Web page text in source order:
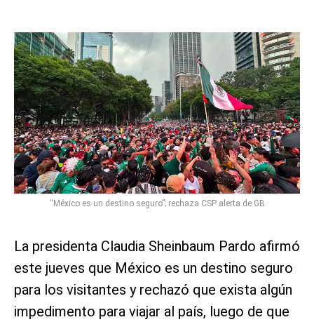
“México es un destino seguro”; rechaza CSP alerta de GB
La presidenta Claudia Sheinbaum Pardo afirmó
este jueves que México es un destino seguro
para los visitantes y rechazó que exista algún
impedimento para viajar al país, luego de que